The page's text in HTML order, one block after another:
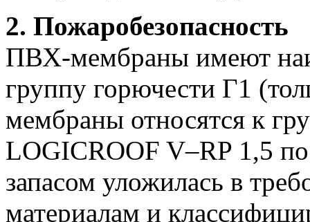
2. Пожаробезопасность
ПВХ-мембраны имеют
группу горючести Г1
мембраны относятся к
LOGICROOF V–RP 1,5
запасом уложилась в
материалам и